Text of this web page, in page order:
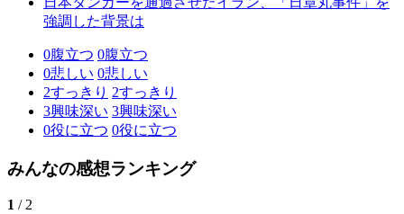
強調した背景は
0腹立つ 0腹立つ
0悲しい 0悲しい
2すっきり 2すっきり
3興味深い 3興味深い
0役に立つ 0役に立つ
みんなの感想ランキング
1 / 2